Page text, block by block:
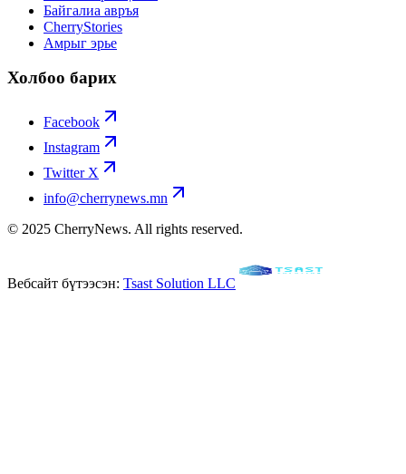
Байгалиа авръя
CherryStories
Амрыг эрье
Холбоо барих
Facebook
Instagram
Twitter X
info@cherrynews.mn
© 2025 CherryNews. All rights reserved.
Вебсайт бүтээсэн: Tsast Solution LLC